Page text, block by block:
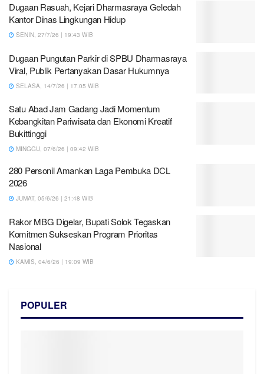
Dugaan Rasuah, Kejari Dharmasraya Geledah
Kantor Dinas Lingkungan Hidup
SENIN, 27/7/26 | 19:43 WIB
Dugaan Pungutan Parkir di SPBU Dharmasraya
Viral, Publik Pertanyakan Dasar Hukumnya
SELASA, 14/7/26 | 17:05 WIB
Satu Abad Jam Gadang Jadi Momentum
Kebangkitan Pariwisata dan Ekonomi Kreatif
Bukittinggi
MINGGU, 07/6/26 | 09:42 WIB
280 Personil Amankan Laga Pembuka DCL
2026
JUMAT, 05/6/26 | 21:48 WIB
Rakor MBG Digelar, Bupati Solok Tegaskan
Komitmen Sukseskan Program Prioritas
Nasional
KAMIS, 04/6/26 | 19:09 WIB
POPULER